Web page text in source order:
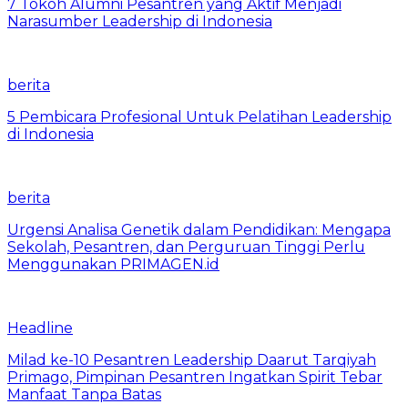
7 Tokoh Alumni Pesantren yang Aktif Menjadi
Narasumber Leadership di Indonesia
berita
5 Pembicara Profesional Untuk Pelatihan Leadership
di Indonesia
berita
Urgensi Analisa Genetik dalam Pendidikan: Mengapa
Sekolah, Pesantren, dan Perguruan Tinggi Perlu
Menggunakan PRIMAGEN.id
Headline
Milad ke-10 Pesantren Leadership Daarut Tarqiyah
Primago, Pimpinan Pesantren Ingatkan Spirit Tebar
Manfaat Tanpa Batas